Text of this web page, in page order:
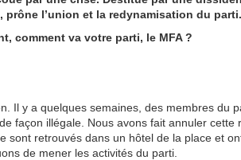
l’union et la redynamisation du parti.
comment va votre parti, le MFA ?
Il y a quelques semaines, des membres du
façon illégale. Nous avons fait annuler cette
sont retrouvés dans un hôtel de la place et
de mener les activités du parti.